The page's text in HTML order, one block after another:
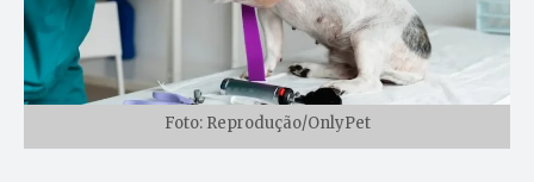
Foto: Reprodução/OnlyPet